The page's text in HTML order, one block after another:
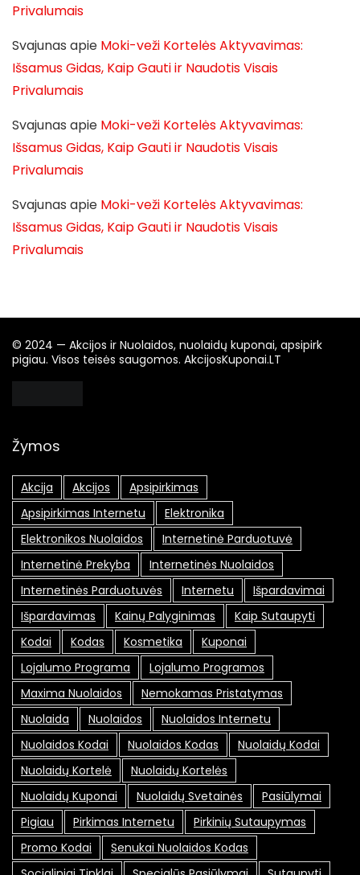
Privalumais
Svajunas apie Moki-veži Kortelės Aktyvavimas:
Išsamus Gidas, Kaip Gauti ir Naudotis Visais
Privalumais
Svajunas apie Moki-veži Kortelės Aktyvavimas:
Išsamus Gidas, Kaip Gauti ir Naudotis Visais
Privalumais
Svajunas apie Moki-veži Kortelės Aktyvavimas:
Išsamus Gidas, Kaip Gauti ir Naudotis Visais
Privalumais
© 2024 — Akcijos ir Nuolaidos, nuolaidų kuponai, apsipirk
pigiau. Visos teisės saugomos. AkcijosKuponai.LT
Žymos
Akcija Akcijos
Apsipirkimas
Apsipirkimas Internetu
Elektronika
Elektronikos Nuolaidos
Internetinė Parduotuvė
Internetinė Prekyba
Internetinės Nuolaidos
Internetinės Parduotuvės
Internetu
Išpardavimai
Išpardavimas
Kainų Palyginimas
Kaip Sutaupyti
Kodai
Kodas Kosmetika
Kuponai
Lojalumo Programa
Lojalumo Programos
Maxima Nuolaidos
Nemokamas Pristatymas
Nuolaida
Nuolaidos
Nuolaidos Internetu
Nuolaidos Kodai
Nuolaidos Kodas
Nuolaidų Kodai
Nuolaidų Kortelė
Nuolaidų Kortelės
Nuolaidų Kuponai
Nuolaidų Svetainės
Pasiūlymai
Pigiau
Pirkimas Internetu
Pirkinių Sutaupymas
Promo Kodai
Senukai Nuolaidos Kodas